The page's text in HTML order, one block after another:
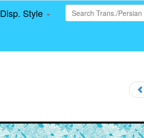
Disp. Style